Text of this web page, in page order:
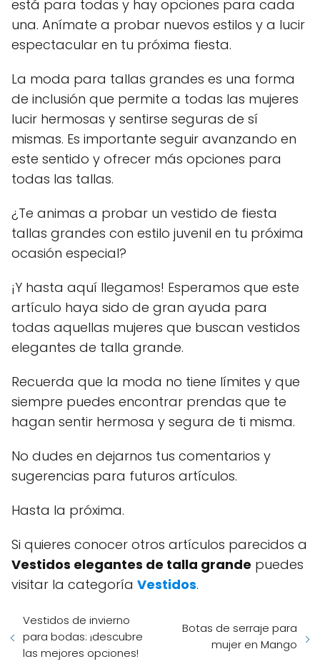
está para todas y hay opciones para cada
una. Anímate a probar nuevos estilos y a lucir
espectacular en tu próxima fiesta.
La moda para tallas grandes es una forma
de inclusión que permite a todas las mujeres
lucir hermosas y sentirse seguras de sí
mismas. Es importante seguir avanzando en
este sentido y ofrecer más opciones para
todas las tallas.
¿Te animas a probar un vestido de fiesta
tallas grandes con estilo juvenil en tu próxima
ocasión especial?
¡Y hasta aquí llegamos! Esperamos que este
artículo haya sido de gran ayuda para
todas aquellas mujeres que buscan vestidos
elegantes de talla grande.
Recuerda que la moda no tiene límites y que
siempre puedes encontrar prendas que te
hagan sentir hermosa y segura de ti misma.
No dudes en dejarnos tus comentarios y
sugerencias para futuros artículos.
Hasta la próxima.
Si quieres conocer otros artículos parecidos a
Vestidos elegantes de talla grande puedes
visitar la categoría Vestidos.
Vestidos de invierno
para bodas: ¡descubre
las mejores opciones!
Botas de serraje para
mujer en Mango